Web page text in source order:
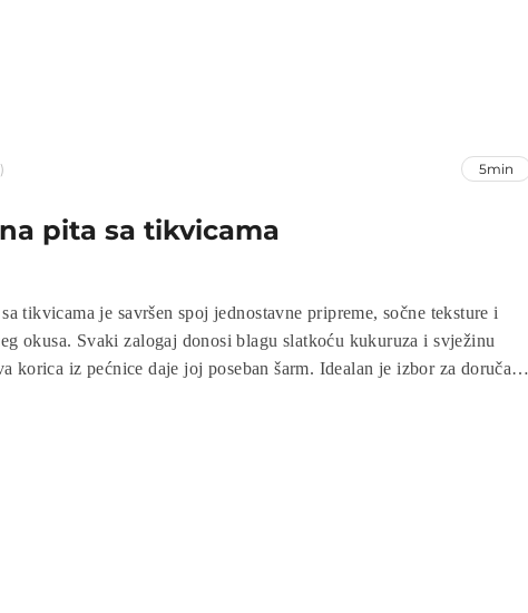
5min
pita sa tikvicama
tikvicama je savršen spoj jednostavne pripreme, sočne teksture i
okusa. Svaki zalogaj donosi blagu slatkoću kukuruza i svježinu
korica iz pećnice daje joj poseban šarm. Idealan je izbor za doručak,